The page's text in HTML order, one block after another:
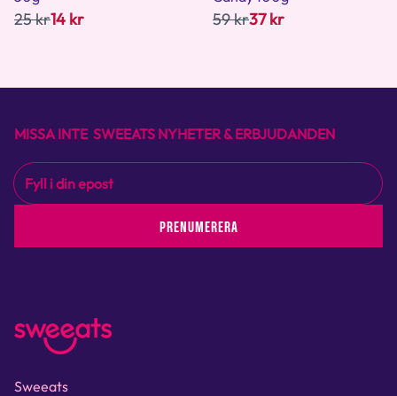
25 kr14 kr 59 kr37 kr
MISSA INTE SWEEATS NYHETER & ERBJUDANDEN
PRENUMERERA
Sweeats